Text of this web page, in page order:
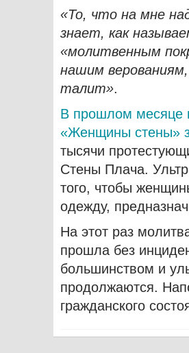
«То, что на мне
знает, как
«молитвенным
нашим
талит».
В прошлом месяце
«Женщины стены»
тысячи
Стены Плача.
того, чтобы
одежду,
На этот раз
прошла без
большинством и
продолжаются.
гражданского